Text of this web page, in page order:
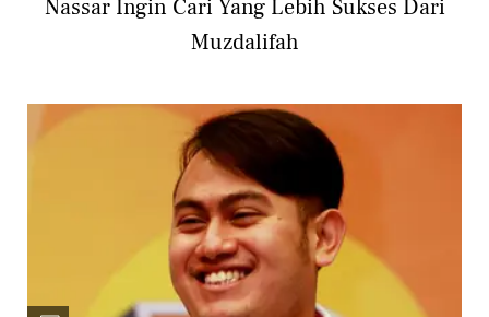
Nassar Ingin Cari Yang Lebih Sukses Dari
Muzdalifah